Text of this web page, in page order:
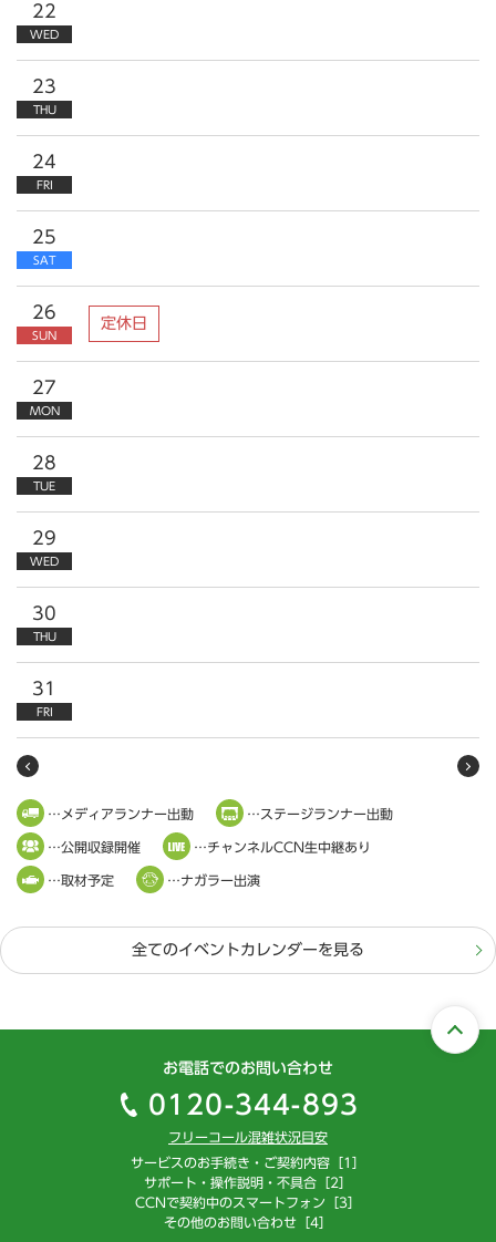
22
WED
23
THU
24
FRI
25
SAT
26
SUN
定休日
27
MON
28
TUE
29
WED
30
THU
31
FRI
…メディアランナー出動 …ステージランナー出動
…公開収録開催 …チャンネルCCN生中継あり
…取材予定 …ナガラー出演
全てのイベントカレンダーを見る
お電話でのお問い合わせ
0120-344-893
フリーコール混雑状況目安
サービスのお手続き・ご契約内容［1］
サポート・操作説明・不具合［2］
CCNで契約中のスマートフォン［3］
その他のお問い合わせ［4］